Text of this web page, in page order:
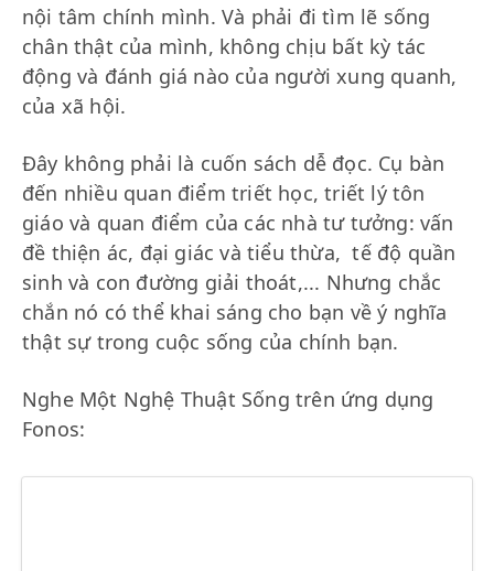
nội tâm chính mình. Và phải đi tìm lẽ sống
chân thật của mình, không chịu bất kỳ tác
động và đánh giá nào của người xung quanh,
của xã hội.
Đây không phải là cuốn sách dễ đọc. Cụ bàn
đến nhiều quan điểm triết học, triết lý tôn
giáo và quan điểm của các nhà tư tưởng: vấn
đề thiện ác, đại giác và tiểu thừa, tế độ quần
sinh và con đường giải thoát,... Nhưng chắc
chắn nó có thể khai sáng cho bạn về ý nghĩa
thật sự trong cuộc sống của chính bạn.
Nghe Một Nghệ Thuật Sống trên ứng dụng
Fonos: